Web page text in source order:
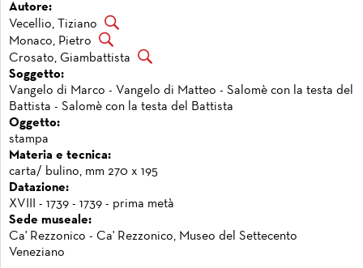
Autore:
Vecellio, Tiziano
Monaco, Pietro
Crosato, Giambattista
Soggetto:
Vangelo di Marco - Vangelo di Matteo - Salomè con la testa del
Battista - Salomè con la testa del Battista
Oggetto:
stampa
Materia e tecnica:
carta/ bulino, mm 270 x 195
Datazione:
XVIII - 1739 - 1739 - prima metà
Sede museale:
Ca' Rezzonico - Ca' Rezzonico, Museo del Settecento
Veneziano